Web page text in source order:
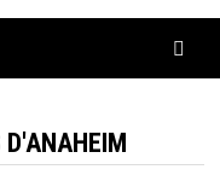
D'ANAHEIM